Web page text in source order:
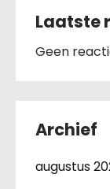
Laatste
Geen
Archief
augustus